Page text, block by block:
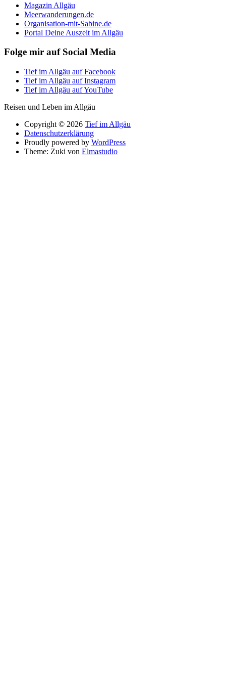
Magazin Allgäu
Meerwanderungen.de
Organisation-mit-Sabine.de
Portal Deine Auszeit im Allgäu
Folge mir auf Social Media
Tief im Allgäu auf Facebook
Tief im Allgäu auf Instagram
Tief im Allgäu auf YouTube
Reisen und Leben im Allgäu
Copyright © 2026 Tief im Allgäu
Datenschutzerklärung
Proudly powered by WordPress
Theme: Zuki von Elmastudio